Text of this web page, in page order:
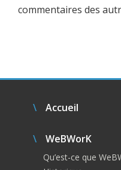
commentaires des
Accueil
WeBWorK
Qu’est-ce que